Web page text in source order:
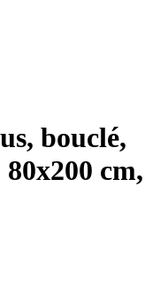
bouclé,
cm,